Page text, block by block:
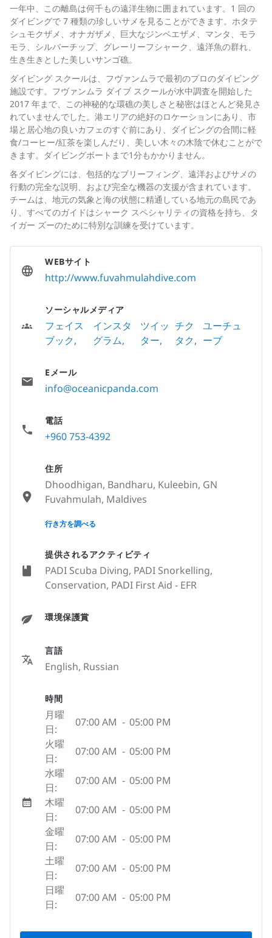
一年中、この離島は何千もの遠洋生物に囲まれています。1 回の
ダイビングで 7 種類の珍しいサメを見ることができます。ホタテ
シュモクザメ、オナガザメ、巨大なジンベエザメ、マンタ、モラ
モラ、シルバーチップ、グレーリーフシャーク、遠洋魚の群れ、
生き生きとした美しいサンゴ礁。
ダイビング スクールは、フヴァンムラで最初のプロのダイビング
施設です。フヴァンムラ ダイブ スクールが水中調査を開始した
2017 年まで、この神秘的な環礁の美しさと秘密はほとんど発見さ
れていませんでした。港エリアの絶好のロケーションにあり、市
場と居心地の良いカフェのすぐ前にあり、ダイビングの合間に軽
食/コーヒー/紅茶を楽しんだり、美しい木々の木陰で休むことがで
きます。ダイビングボートまで1分もかかりません。
各ダイビングには、包括的なブリーフィング、遠洋およびサメの
行動の完全な説明、および完全な機器の支援が含まれています。
チームは、地元の気象と海の状態に精通している地元の島民であ
り、すべてのガイドはシャーク スペシャリティの資格を持ち、タ
イガー ズーのために特別な訓練を受けています。
提供されるアクティビティ
PADI Scuba Diving, PADI Snorkelling,
Conservation, PADI First Aid - EFR
環境保護賞
言語
English, Russian
時間
月曜
日:
07:00 AM - 05:00 PM
火曜
日:
07:00 AM - 05:00 PM
水曜
日:
07:00 AM - 05:00 PM
木曜
日:
07:00 AM - 05:00 PM
金曜
日:
07:00 AM - 05:00 PM
土曜
日:
07:00 AM - 05:00 PM
日曜
日:
07:00 AM - 05:00 PM
WEBサイト
http://www.fuvahmulahdive.com
ソーシャルメディア
フェイス
ブック
インスタ
グラム
ツイッ
ター
チク
タク
ユーチュ
ーブ
Eメール
info@oceanicpanda.com
電話
+960 753-4392
住所
Dhoodhigan, Bandharu, Kuleebin, GN
Fuvahmulah, Maldives
None
行き方を調べる